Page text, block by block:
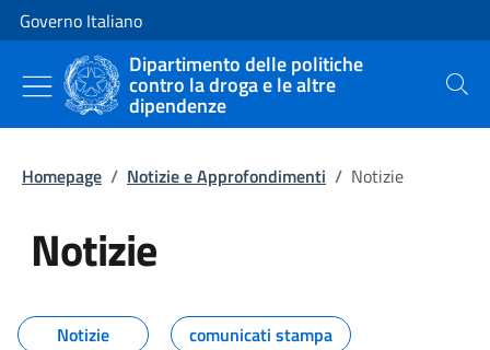
Vai al contenuto
Vai alla navigazione del sito
Governo Italiano
Dipartimento delle politiche
contro la droga e le altre
dipendenze Cerca
Homepage / Notizie e Approfondimenti / Notizie
Notizie
Tutti i contenuti della pagina
Notizie
comunicati stampa